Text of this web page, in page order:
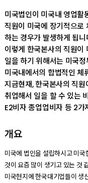
미국법인이 미국내 영업활
직원이 미국에 장기적으로
하는 경우가 발생하게 됩니
이렇게 한국본사의 직원이
일을 하기 위해서는 미국
미국내에서의 합법적인 체
지금현재, 한국본사의 직
취업해서 일을 할 수 있는
E2비자 종업업비자 등 2가
개요
미국에 법인을 설립하시고 미
것이 요즘 많이 생기고 있는 것
미국현지에 한국대기업들이 생